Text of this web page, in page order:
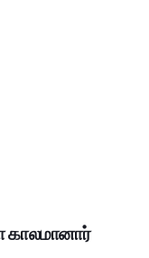
காலமானார்